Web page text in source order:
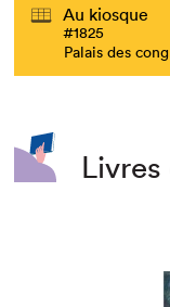
Au kiosque
#1825
Palais des